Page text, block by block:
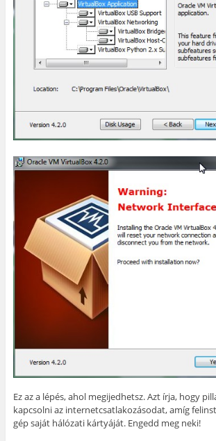
Ez az a lépés, ahol megijedhetsz. Azt írja, hogy
kapcsolni az internetcsatlakozásodat, amíg
gép saját hálózati kártyáját. Engedd meg neki!